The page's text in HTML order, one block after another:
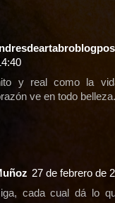
y real como la
ve en todo belleza.
27 de febrero de
cada cual dá lo